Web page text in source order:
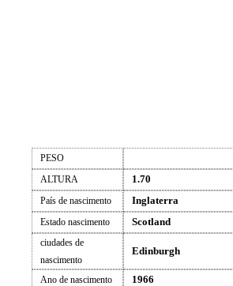
PESO
ALTURA
1.70
País de nascimento Inglaterra
Estado nascimento Scotland
ciudades de
nascimento
Edinburgh
Ano de nascimento 1966